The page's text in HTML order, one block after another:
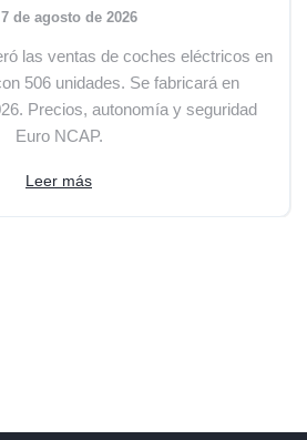
7 de agosto de 2026
las ventas de coches eléctricos en
506 unidades. Se fabricará en
Precios, autonomía y seguridad
Euro NCAP.
Leer más